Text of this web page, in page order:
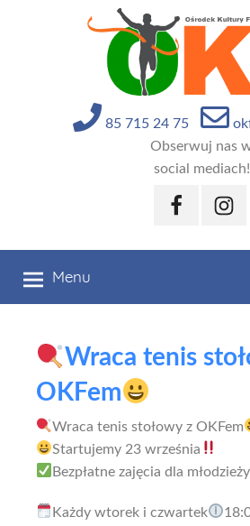
85 715 24 75
Obserwuj nas
social mediach!
Facebook
Menu
Wraca tenis
OKFem
Wraca tenis stołowy z OKFem
Startujemy 23 września
Bezpłatne zajęcia dla
Każdy wtorek i czwartek